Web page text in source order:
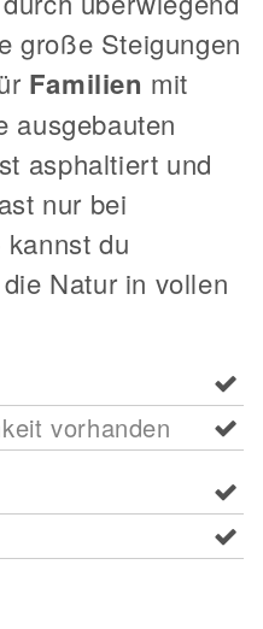
große Steigungen
Familien mit
ausgebauten
asphaltiert und
nur bei
du
Natur in vollen
vorhanden